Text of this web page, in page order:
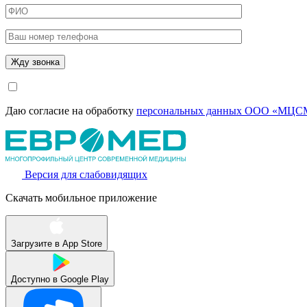
Даю согласие на обработку персональных данных ООО
Версия для слабовидящих
Скачать мобильное приложение
Загрузите в App Store
Доступно в Google Play